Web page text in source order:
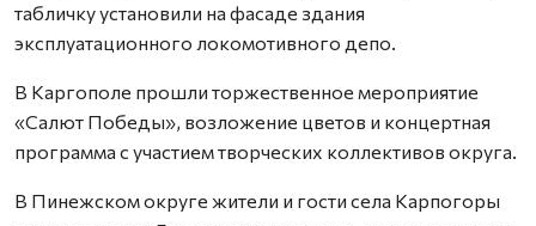
табличку установили на фасаде здания
эксплуатационного локомотивного депо.
В Каргополе прошли торжественное мероприятие
«Салют Победы», возложение цветов и концертная
программа с участием творческих коллективов округа.
В Пинежском округе жители и гости села Карпогоры